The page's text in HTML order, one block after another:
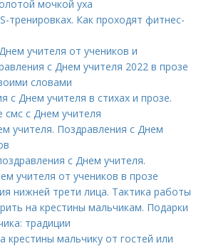
мочкой уха
тренировках. Как проходят фитнес-
учителя от учеников и
с Днем учителя 2022 в прозе
словами
с Днем учителя в стихах и прозе.
смс с Днем учителя
учителя. Поздравления с Днем
с Днем учителя.
учителя от учеников в прозе
нижней трети лица. Тактика работы
на крестины мальчикам. Подарки
традиции
крестины мальчику от гостей или